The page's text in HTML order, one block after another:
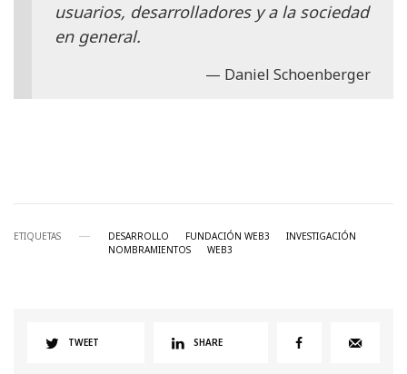
usuarios, desarrolladores y a la sociedad
en general.
Daniel Schoenberger
ETIQUETAS DESARROLLO FUNDACIÓN WEB3
INVESTIGACIÓN
NOMBRAMIENTOS
WEB3
TWEET SHARE